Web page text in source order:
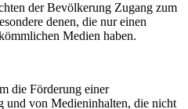
der Bevölkerung Zugang zum
denen, die nur einen
Medien haben.
die Förderung einer
und von Medieninhalten, die nicht